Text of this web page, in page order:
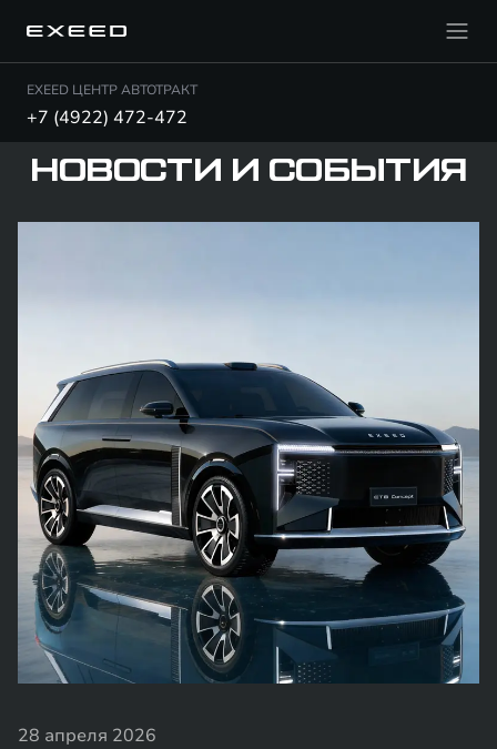
EXEED ЦЕНТР АВТОТРАКТ
+7 (4922) 472-472
НОВОСТИ И СОБЫТИЯ
28 апреля 2026